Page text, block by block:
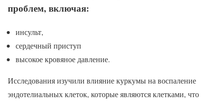
проблем, включая:
инсульт,
сердечный приступ
высокое кровяное давление.
Исследования изучили влияние куркумы на воспаление
эндотелиальных клеток, которые являются клетками, что